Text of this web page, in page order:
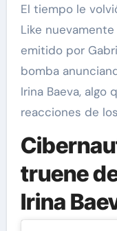
El tiempo le
Like
emitido por
bomba
Irina Baeva,
reacciones de
truene
Irina